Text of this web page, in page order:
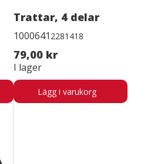
Trattar, 4 delar
1000641 2281418
79,00 kr
I lager
Lägg i varukorg